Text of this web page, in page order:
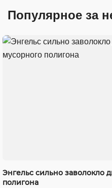
Популярное за
Энгельс сильно заволокло
полигона